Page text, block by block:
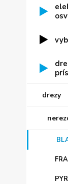
drezy